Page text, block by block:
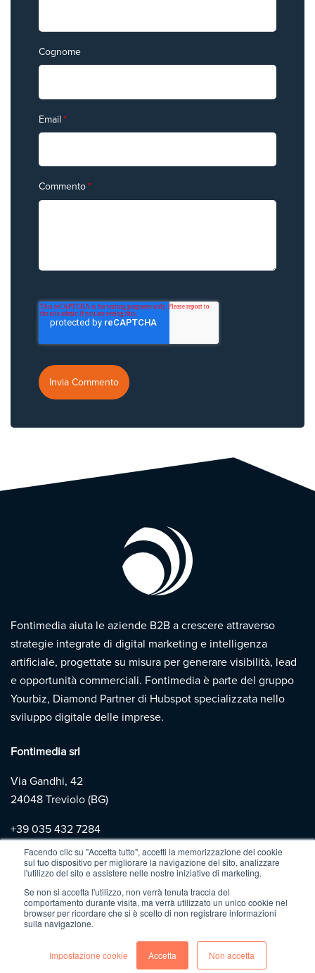
Facendo clic su "Accetta tutto", accetti la memorizzazione dei cookie
sul tuo dispositivo per migliorare la navigazione del sito, analizzare
l'utilizzo del sito e assistere nelle nostre iniziative di marketing.
Se non si accetta l'utilizzo, non verrà tenuta traccia del
comportamento durante visita, ma verrà utilizzato un unico cookie nel
browser per ricordare che si è scelto di non registrare informazioni
sulla navigazione.
Impostazione cookie Accetta Non accetta
Cognome
Email *
Commento*
Fontimedia aiuta le aziende B2B a crescere attraverso
strategie integrate di digital marketing e intelligenza
artificiale, progettate su misura per generare visibilità, lead
e opportunità commerciali. Fontimedia è parte del gruppo
Yourbiz, Diamond Partner di Hubspot specializzata nello
sviluppo digitale delle imprese.
Fontimedia srl
Via Gandhi, 42
24048 Treviolo (BG)
+39 035 432 7284
Copyright 2026 | Fontimedia |P.IVA: 03997730167 |
Policy|Cookie Policy